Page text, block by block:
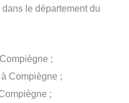
le département du
;
Compiègne ;
;